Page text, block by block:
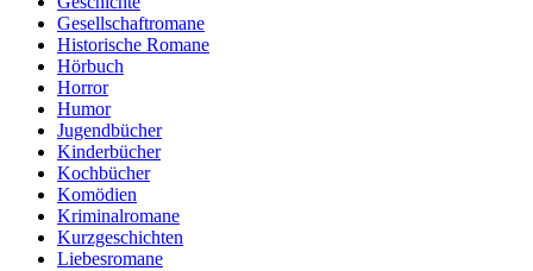
Gesellschaftromane
Historische Romane
Hörbuch
Horror
Humor
Jugendbücher
Kinderbücher
Kochbücher
Komödien
Kriminalromane
Kurzgeschichten
Liebesromane